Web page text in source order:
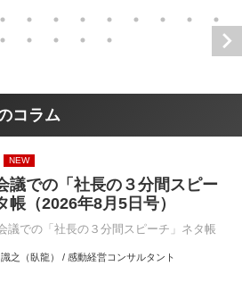
コラム
NEW
議での「社長の３分間スピー
帳（2026年8月5日号）
議での「社長の３分間スピーチ」ネタ帳
之（臥龍） / 感動経営コンサルタント